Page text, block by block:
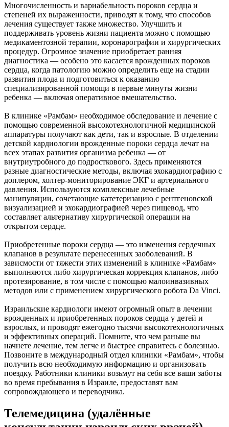
Многочисленность и вариабельность пороков сердца и
степеней их выраженности, приводят к тому, что способов
лечения существует также множество. Улучшить и
поддерживать уровень жизни пациента можно с помощью
медикаментозной терапии, коронарографии и хирургических
процедур. Огромное значение приобретает ранняя
диагностика — особено это касается врожденных пороков
сердца, когда патологию можно определить еще на стадии
развития плода и подготовиться к оказанию
специализированной помощи в первые минуты жизни
ребенка — включая оперативное вмешательство.
В клинике «Рамбам» необходимое обследование и лечение с
помощью современной высокотехнологичной медицинской
аппаратуры получают как дети, так и взрослые. В отделении
детской кардиологии врожденные пороки сердца лечат на
всех этапах развития организма ребенка — от
внутриутробного до подросткового. Здесь применяются
разные диагностические методы, включая эхокардиографию с
доплером, холтер-мониторирование ЭКГ и артериального
давления. Используются комплексные лечебные
манипуляции, сочетающие катетеризацию с рентгеновской
визуализацией и эхокардиографией через пищевод, что
составляет альтернативу хирургической операции на
открытом сердце.
Приобретенные пороки сердца — это изменения сердечных
клапанов в результате перенесенных заоболеваний. В
зависмости от тяжести этих изменений в клинике «Рамбам»
выполняются либо хирургическая коррекция клапанов, либо
протезирование, в том числе с помощью малоинвазивных
методов или с применением хирургического робота Da Vinci.
Израильские кардиологи имеют огромный опыт в лечении
врожденных и приобретенных пороков сердца у детей и
взрослых, и проводят ежегодно тысячи высокотехнологичных
и эффективных операций. Помните, что чем раньше вы
начнете лечение, тем легче и быстрее справитесь с болезнью.
Позвоните в международный отдел клиники «Рамбам», чтобы
получить всю необходимую информацию и организовать
поездку. Работники клиники возьмут на себя все ваши заботы
во время пребывания в Израиле, предоставят вам
сопровождающего и переводчика.
Телемедицина (удалённые